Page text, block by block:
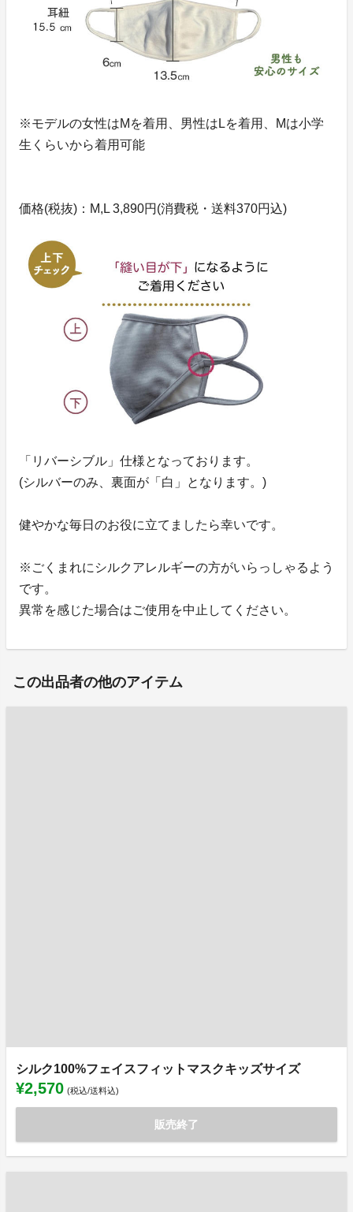
※モデルの女性はMを着用、男性はLを着用、Mは小学
生くらいから着用可能
価格(税抜)：M,L 3,890円(消費税・送料370円込)
「リバーシブル」仕様となっております。
(シルバーのみ、裏面が「白」となります。)
健やかな毎日のお役に立てましたら幸いです。
※ごくまれにシルクアレルギーの方がいらっしゃるよう
です。
異常を感じた場合はご使用を中止してください。
この出品者の他のアイテム
シルク100%フェイスフィットマスクキッズサイズ
¥2,570 (税込/送料込)
販売終了